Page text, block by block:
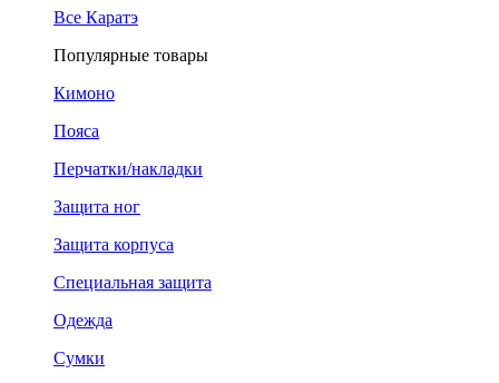
Все Каратэ
Популярные товары
Кимоно
Пояса
Перчатки/накладки
Защита ног
Защита корпуса
Специальная защита
Одежда
Сумки